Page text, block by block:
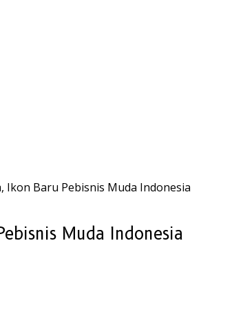
Ikon Baru Pebisnis Muda Indonesia
Muda Indonesia